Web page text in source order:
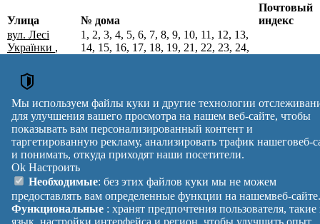
Почтовые индексы Украины. Обновлено : 27-07-2026.
Улица № дома
Почтовый
индекс
вул. Лесі
Українки ,
Бердичівський
р-н,
Житомирська
обл.
1, 2, 3, 4, 5, 6, 7, 8, 9, 10, 11, 12, 13,
14, 15, 16, 17, 18, 19, 21, 22, 23, 24,
55, 56, 57, 58, 59, 60, 61, 62, 63, 65,
67, 69, 71, 73, 75, 77, 79, 81
Вулиця № будинків
Індекс
reklama
Правила
Помощь
Платные
услуги
Политика
конфиденциальности
Манифест
О проекте
Обратная
связь
Украина
Вход|
Мы используем файлы куки и другие технологии
для улучшения вашего просмотра на нашем веб-сайте, чтобы
показывать вам персонализированный контент и
таргетированную рекламу, анализировать трафик нашеговеб-
и понимать, откуда приходят наши посетители.
Ok Настроить
Необходимые: без этих файлов куки мы не можем
предоставлять вам определенные функции на нашемвеб-
Функциональные : хранят предпочтения пользователя, такие
язык, настройки интерфейса и регион, чтобы улучшить опыт